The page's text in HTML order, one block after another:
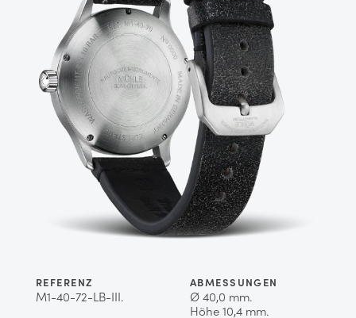
REFERENZ
M1-40-72-LB-III.
ABMESSUNGEN
Ø 40,0 mm.
Höhe 10,4 mm.